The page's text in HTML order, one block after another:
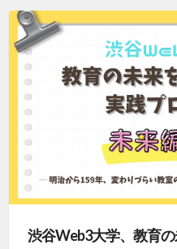
渋谷Web3大学、教育